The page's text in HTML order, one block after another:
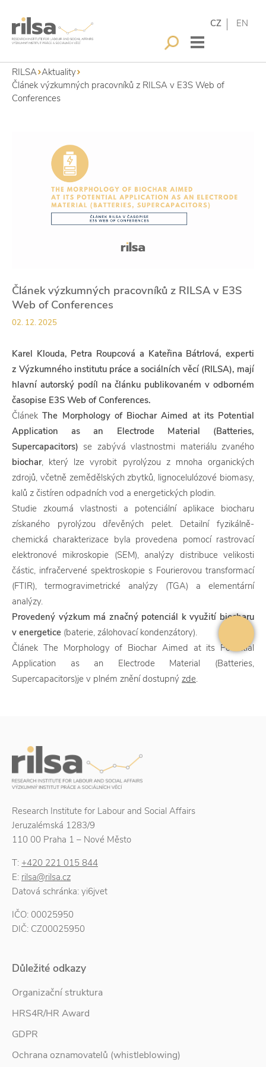
CZ EN
RILSA Aktuality
Článek výzkumných pracovníků z RILSA v E3S Web of
Conferences
Článek výzkumných pracovníků z RILSA v E3S
Web of Conferences
02. 12. 2025
Karel Klouda, Petra Roupcová a Kateřina Bátrlová, experti
z Výzkumného institutu práce a sociálních věcí (RILSA), mají
hlavní autorský podíl na článku publikovaném v odborném
časopise E3S Web of Conferences.
ČlánekThe Morphology of Biochar Aimed at its Potential
Application as an Electrode Material (Batteries,
Supercapacitors) se zabývá vlastnostmi materiálu zvaného
biochar, který lze vyrobit pyrolýzou z mnoha organických
zdrojů, včetně zemědělských zbytků, lignocelulózové biomasy,
kalů z čistíren odpadních vod a energetických plodin.
Studie zkoumá vlastnosti a potenciální aplikace biocharu
získaného pyrolýzou dřevěných pelet. Detailní fyzikálně-
chemická charakterizace byla provedena pomocí rastrovací
elektronové mikroskopie (SEM), analýzy distribuce velikosti
částic, infračervené spektroskopie s Fourierovou transformací
(FTIR), termogravimetrické analýzy (TGA) a elementární
analýzy.
Provedený výzkum má značný potenciál k využití biocharu
v energetice (baterie, zálohovací kondenzátory).
Článek The Morphology of Biochar Aimed at its Potential
Application as an Electrode Material (Batteries,
Supercapacitors)je v plném znění dostupný zde.
Research Institute for Labour and Social Affairs
Jeruzalémská 1283/9
110 00 Praha 1 – Nové Město
T: +420 221 015 844
E: rilsa@rilsa.cz
Datová schránka: yi6jvet
IČO: 00025950
DIČ: CZ00025950
Důležité odkazy
Organizační struktura
HRS4R/HR Award
GDPR
Ochrana oznamovatelů (whistleblowing)